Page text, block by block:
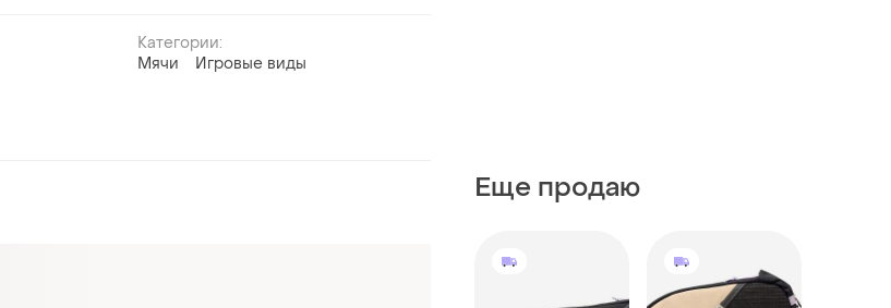
Категории:
Мячи
Игровые виды
Еще продаю